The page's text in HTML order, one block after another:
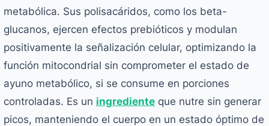
metabólica. Sus polisacáridos, como los beta-
glucanos, ejercen efectos prebióticos y modulan
positivamente la señalización celular, optimizando la
función mitocondrial sin comprometer el estado de
ayuno metabólico, si se consume en porciones
controladas. Es un ingrediente que nutre sin generar
picos, manteniendo el cuerpo en un estado óptimo de